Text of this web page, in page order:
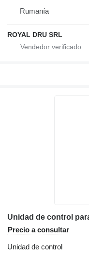
Rumanía
ROYAL DRU SRL
Unidad de control
Precio a consultar
Unidad de control